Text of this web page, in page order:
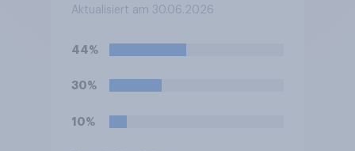
Sie persönlich ein gutes oder
Aktualisiert am 30.06.2026
44%
30%
10%